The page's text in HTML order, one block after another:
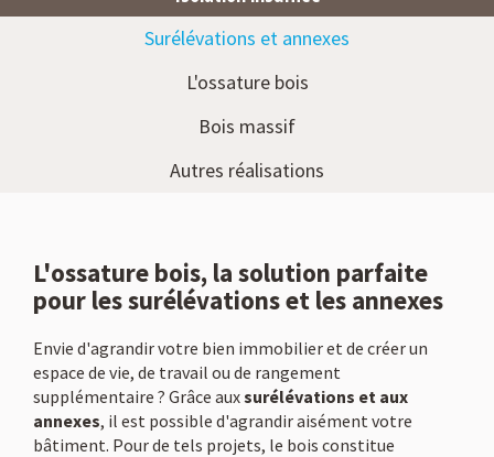
Surélévations et annexes
L'ossature bois
Bois massif
Autres réalisations
L'ossature bois, la solution parfaite
pour les surélévations et les annexes
Envie d'agrandir votre bien immobilier et de créer un
espace de vie, de travail ou de rangement
supplémentaire ? Grâce auxsurélévations et aux
annexes, il est possible d'agrandir aisément votre
bâtiment. Pour de tels projets, le bois constitue